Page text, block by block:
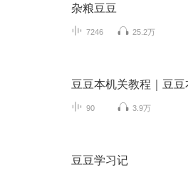
杂粮豆豆
7246 25.2万
豆豆本机关教程｜豆
90 3.9万
豆豆学习记